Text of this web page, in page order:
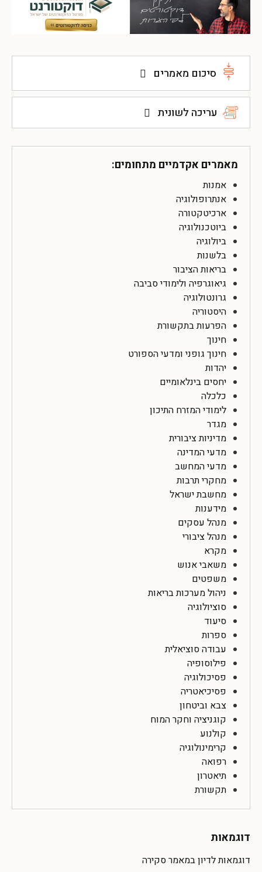
סיכום מאמרים
עריכה לשונית
מאמרים אקדמיים מתחומים:
אמנות
אנתרופולוגיה
ארכיטקטורה
ביוטכנולוגיה
ביולוגיה
בלשנות
בריאות הציבור
גיאוגרפיה ולימודי סביבה
גרונטולוגיה
היסטוריה
הפרעות בתקשורת
חינוך
חינוך גופני ומדעי הספורט
יהדות
יחסים בינלאומיים
כלכלה
לימודי המזרח התיכון
מגדר
מדיניות ציבורית
מדעי המדינה
מדעי המחשב
מחקרי תרבות
מחשבת ישראל
מידענות
מנהל עסקים
מנהל ציבורי
מקרא
משאבי אנוש
משפטים
ניהול מערכות בריאות
סוציולוגיה
סיעוד
ספרות
עבודה סוציאלית
פילוסופיה
פסיכולוגיה
פסיכיאטריה
צבא וביטחון
קוגניציה וחקר המוח
קולנוע
קרימינולוגיה
רפואה
תיאטרון
תקשורת
דוגמאות
דוגמאות לדיון במאמר סקירה